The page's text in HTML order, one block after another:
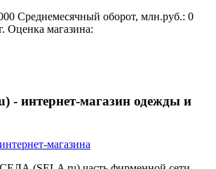
Среднемесячный оборот, млн.руб.: 0
Оценка магазина:
- интернет-магазин одежды и